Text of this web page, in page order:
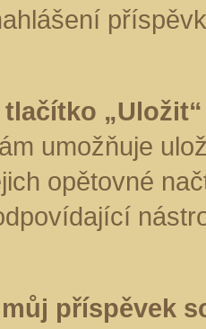
umožňuje
opětovné
příspěvek